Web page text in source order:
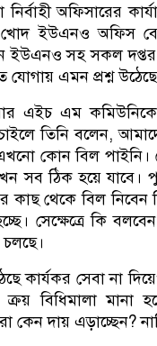
অফিসারের
ইউএনও অফিস
ইউএনও সহ সকল
যোগায় এমন প্রশ্ন
এইচ এম
তিনি বলেন,
কোন বিল পাইনি।
সব ঠিক হয়ে যাবে।
কাছ থেকে বিল নিবেন
সেক্ষেত্রে কি
কার্যকর সেবা না
ক্রয় বিধিমালা মানা
কেন দায় এড়াচ্ছেন?